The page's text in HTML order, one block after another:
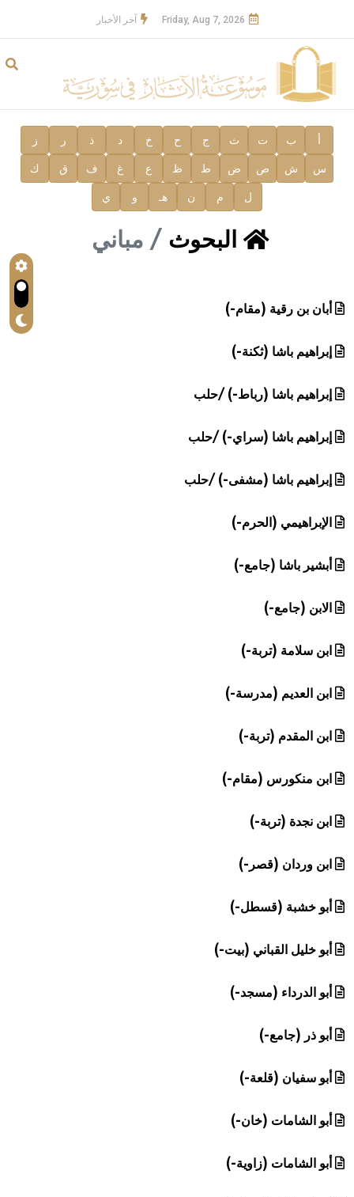
Friday, Aug 7, 2026 آخر الأخبار
أ ب ت ث ج ح خ د ذ ر ز
س ش ص ض ط ظ ع غ ف ق ك
ل م ن هـ و ي
البحوث مباني
أبان بن رقية (مقام-)
إبراهيم باشا (ثكنة-)
إبراهيم باشا (رباط-) /حلب
إبراهيم باشا (سراي-) /حلب
إبراهيم باشا (مشفى-) /حلب
الإبراهيمي (الحرم-)
أبشير باشا (جامع-)
الابن (جامع-)
ابن سلامة (تربة-)
ابن العديم (مدرسة-)
ابن المقدم (تربة-)
ابن منكورس (مقام-)
ابن نجدة (تربة-)
ابن وردان (قصر-)
أبو خشبة (قسطل-)
أبو خليل القباني (بيت-)
أبو الدرداء (مسجد-)
أبو ذر (جامع-)
أبو سفيان (قلعة-)
أبو الشامات (خان-)
أبو الشامات (زاوية-)